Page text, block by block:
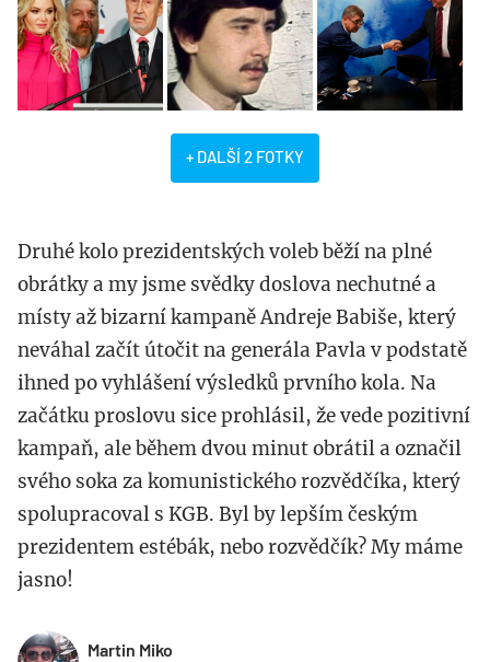
+ DALŠÍ 2 FOTKY
Druhé kolo prezidentských voleb běží na plné
obrátky a my jsme svědky doslova nechutné a
místy až bizarní kampaně Andreje Babiše, který
neváhal začít útočit na generála Pavla v podstatě
ihned po vyhlášení výsledků prvního kola. Na
začátku proslovu sice prohlásil, že vede pozitivní
kampaň, ale během dvou minut obrátil a označil
svého soka za komunistického rozvědčíka, který
spolupracoval s KGB. Byl by lepším českým
prezidentem estébák, nebo rozvědčík? My máme
jasno!
Martin Miko